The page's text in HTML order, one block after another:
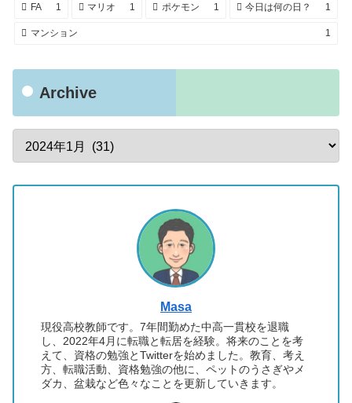
FA 1 マリオ 1 ポケモン 1 今日は何の日？ 1
マンション 1
Archive
Masa
現役高校教師です。7年間勤めた中高一貫校を退職
し、2022年4月に転職と転居を経験。将来のことを考
えて、資格の勉強とTwitterを始めました。教育、考え
方、転職活動、資格勉強の他に、ペットのうさぎやメ
ダカ、盆栽など色々なことを更新していきます。